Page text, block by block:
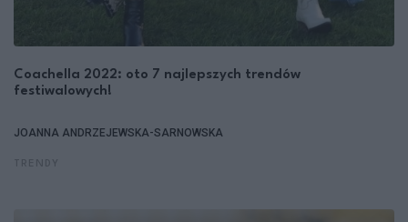
Coachella 2022: oto 7 najlepszych trendów
festiwalowych!
JOANNA ANDRZEJEWSKA-SARNOWSKA